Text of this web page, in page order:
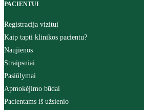
PACIENTUI
Registracija vizitui
Kaip tapti klinikos pacientu?
Naujienos
Straipsniai
Pasiūlymai
Apmokėjimo būdai
Pacientams iš užsienio